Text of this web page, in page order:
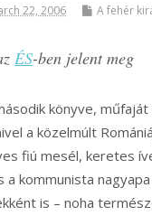
22, 2006 A fehér
ÉS-ben jelent meg
könyve,
a közelmúlt
fiú mesél, keretes
kommunista
is – noha